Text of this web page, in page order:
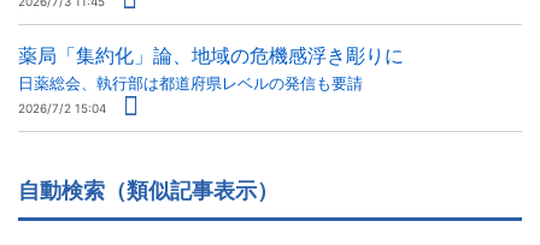
薬局「集約化」論、地域の危機感浮き彫りに
日薬総会、執行部は都道府県レベルの発信も要請
2026/7/2 15:04
自動検索（類似記事表示）